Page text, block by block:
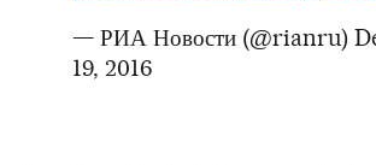
— РИА Новости (@rianru)
19, 2016